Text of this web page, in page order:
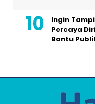
Ingin
Percaya
Bantu